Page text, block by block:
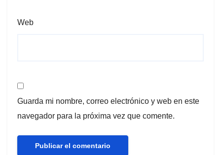
Web
Guarda mi nombre, correo electrónico y web en este
navegador para la próxima vez que comente.